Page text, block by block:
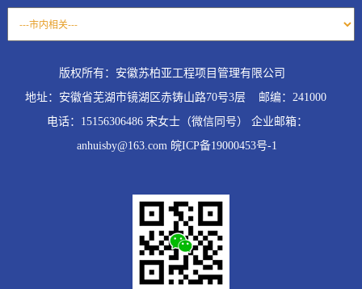
版权所有：安徽苏柏亚工程项目管理有限公司
地址：安徽省芜湖市镜湖区赤铸山路70号3层 邮编：241000
电话：15156306486 宋女士（微信同号） 企业邮箱：
anhuisby@163.com 皖ICP备19000453号-1